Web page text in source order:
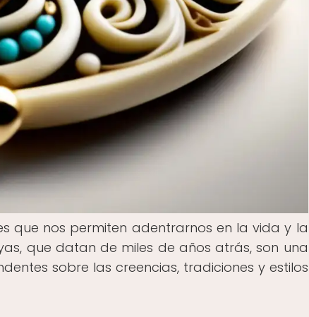
que nos permiten adentrarnos en la vida y la
que datan de miles de años atrás, son una
sobre las creencias, tradiciones y estilos